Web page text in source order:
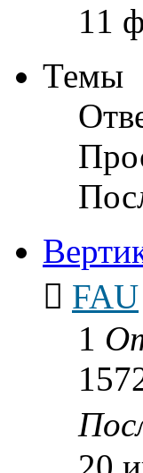
11
Темы
FAU
1